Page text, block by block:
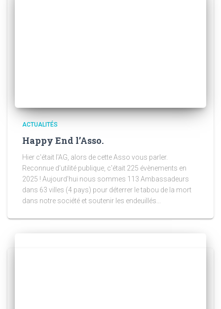
ACTUALITÉS
Happy End l’Asso.
Hier c'était l'AG, alors de cette Asso vous parler.
Reconnue d'utilité publique, c'était 225 évènements en
2025 ! Aujourd'hui nous sommes 113 Ambassadeurs
dans 63 villes (4 pays) pour déterrer le tabou de la mort
dans notre société et soutenir les endeuillés...